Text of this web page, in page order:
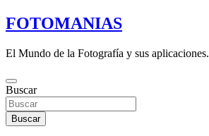
Saltar
al
FOTOMANIAS
El Mundo de la Fotografía y sus aplicaciones.
Buscar
Buscar